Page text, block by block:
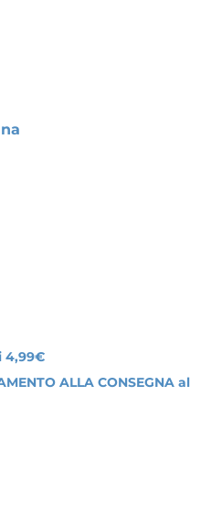
4,99€
ALLA CONSEGNA al